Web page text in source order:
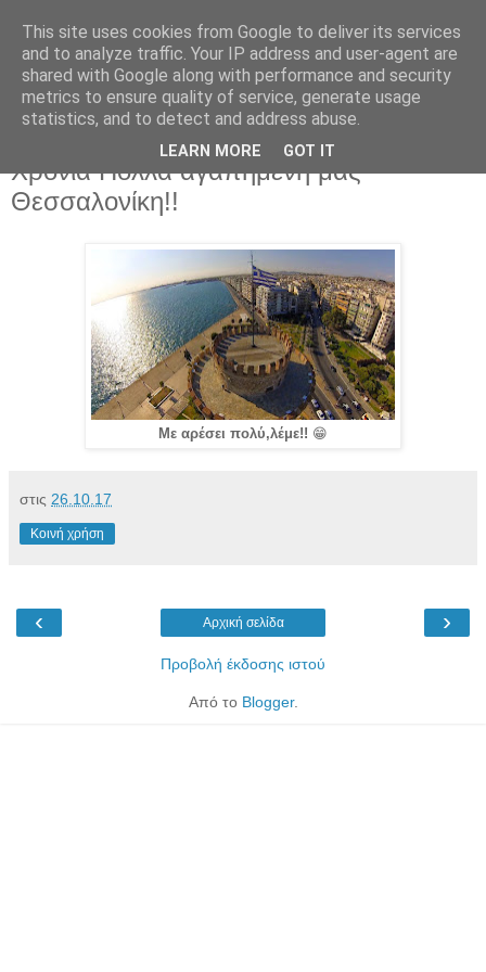
Πέμπτη 26 Οκτωβρίου 2017
Χρόνια Πολλά αγαπημένη μας
Θεσσαλονίκη!!
Με αρέσει πολύ,λέμε!! 😁
στις 26.10.17
Κοινή χρήση
‹ ›
Αρχική σελίδα
Προβολή έκδοσης ιστού
Από το Blogger.
This site uses cookies from Google to deliver its services
and to analyze traffic. Your IP address and user-agent are
shared with Google along with performance and security
metrics to ensure quality of service, generate usage
statistics, and to detect and address abuse.
LEARN MORE GOT IT